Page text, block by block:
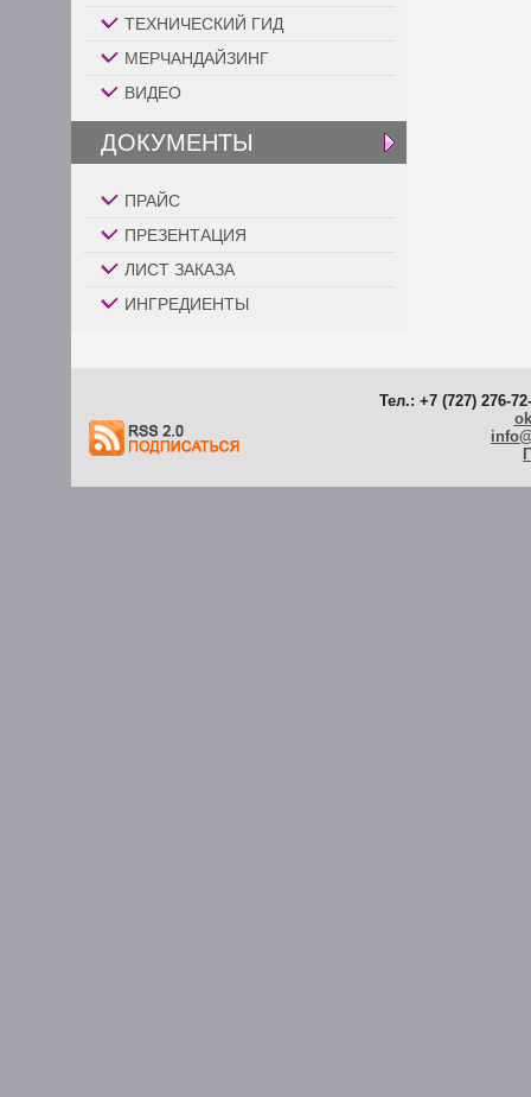
ТЕХНИЧЕСКИЙ ГИД
МЕРЧАНДАЙЗИНГ
ВИДЕО
ДОКУМЕНТЫ
ПРАЙС
ПРЕЗЕНТАЦИЯ
ЛИСТ ЗАКАЗА
ИНГРЕДИЕНТЫ
Тел.: +7 (727) 276-